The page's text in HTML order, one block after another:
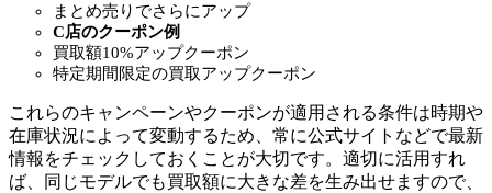
まとめ売りでさらにアップ
C店のクーポン例
買取額10%アップクーポン
特定期間限定の買取アップクーポン
これらのキャンペーンやクーポンが適用される条件は時期や
在庫状況によって変動するため、常に公式サイトなどで最新
情報をチェックしておくことが大切です。適切に活用すれ
ば、同じモデルでも買取額に大きな差を生み出せますので、